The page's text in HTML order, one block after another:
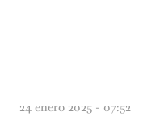
24 enero 2025 - 07:52